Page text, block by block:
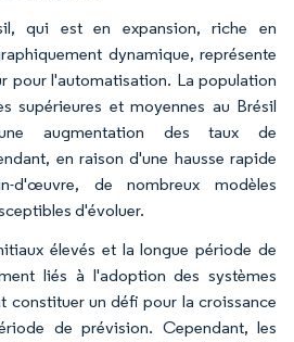
qui est en expansion, riche en
dynamique, représente
pour l'automatisation. La population
supérieures et moyennes au Brésil
augmentation des taux de
en raison d'une hausse rapide
d'œuvre, de nombreux modèles
d'évoluer.
élevés et la longue période de
liés à l'adoption des systèmes
constituer un défi pour la croissance
de prévision. Cependant, les